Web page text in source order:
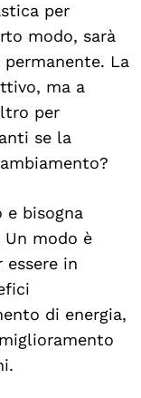
per
modo, sarà
La
ma a
per
se la
e bisogna
modo è
in
di energia,